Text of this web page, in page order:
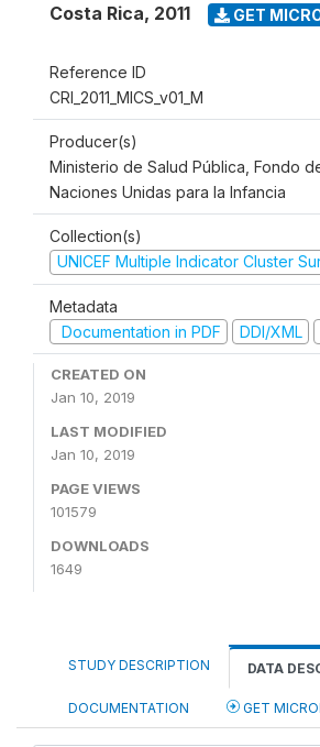
Costa Rica, 2011 GET
Reference ID
CRI_2011_MICS_v01_M
Producer(s)
Ministerio de Salud Pública, Fondo
Naciones Unidas para la Infancia
Collection(s)
UNICEF Multiple Indicator Cluster
Metadata
Documentation in PDF
DDI/XML
CREATED ON
Jan 10, 2019
LAST MODIFIED
Jan 10, 2019
PAGE VIEWS
101579
DOWNLOADS
1649
STUDY DESCRIPTION DATA
DOCUMENTATION GET